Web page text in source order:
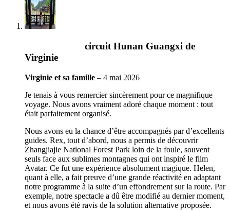
circuit Hunan Guangxi de
Virginie
Virginie et sa famille – 4 mai 2026
Je tenais à vous remercier sincèrement pour ce magnifique
voyage. Nous avons vraiment adoré chaque moment : tout
était parfaitement organisé.
Nous avons eu la chance d’être accompagnés par d’excellents
guides. Rex, tout d’abord, nous a permis de découvrir
Zhangjiajie National Forest Park loin de la foule, souvent
seuls face aux sublimes montagnes qui ont inspiré le film
Avatar. Ce fut une expérience absolument magique. Helen,
quant à elle, a fait preuve d’une grande réactivité en adaptant
notre programme à la suite d’un effondrement sur la route. Par
exemple, notre spectacle a dû être modifié au dernier moment,
et nous avons été ravis de la solution alternative proposée.